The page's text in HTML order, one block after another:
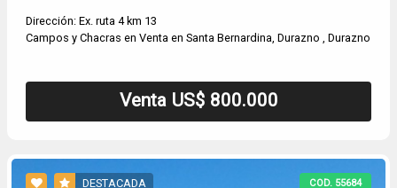
Dirección: Ex. ruta 4 km 13
Campos y Chacras en Venta en Santa Bernardina, Durazno , Durazno
Venta US$ 800.000
DESTACADA COD. 55684